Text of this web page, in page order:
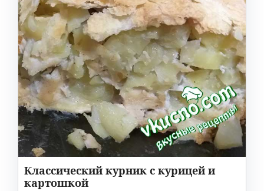
Классический курник с курицей и
картошкой